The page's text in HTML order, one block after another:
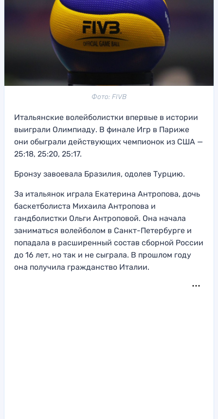
Фото: FIVB
Итальянские волейболистки впервые в истории
выиграли Олимпиаду. В финале Игр в Париже
они обыграли действующих чемпионок из США —
25:18, 25:20, 25:17.
Бронзу завоевала Бразилия, одолев Турцию.
За итальянок играла Екатерина Антропова, дочь
баскетболиста Михаила Антропова и
гандболистки Ольги Антроповой. Она начала
заниматься волейболом в Санкт-Петербурге и
попадала в расширенный состав сборной России
до 16 лет, но так и не сыграла. В прошлом году
она получила гражданство Италии.